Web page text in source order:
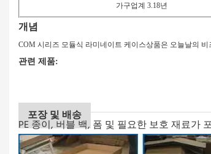
가구업계 3.18년
개념
COM 시리즈 모듈식 라미네이트 케이스상품은 오늘날의
관련 제품:
포장 및 배송
PE 종이, 버블 백, 폼 및 필요한 보호 재료가